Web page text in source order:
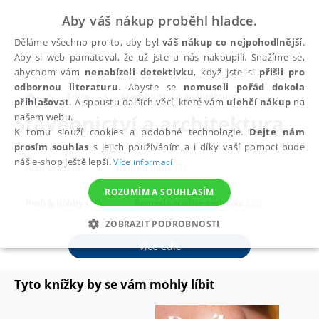
Edice Stavebnictví a architektura
Stavebnictví a architektura
Architekt (49) Domácí dílna
(76) Řemesla-tradice-technika
Více edic
Tyto knížky by se vám mohly líbit
Aby váš nákup proběhl hladce.
Děláme všechno pro to, aby bylváš nákup co nejpohodlnější.
Aby si web pamatoval, že už jste u nás nakoupili. Snažíme se,
abychom vám nenabízeli detektivku, když jste si přišli pro
odbornou literaturu. Abyste se nemuseli pořád dokola
přihlašovat. A spoustu dalších věcí, které vám ulehčí nákup na
našem webu.
K tomu slouží cookies a podobné technologie. Dejte nám
prosím souhlas s jejich používáním a i díky vaší pomoci bude
náš e-shop ještě lepší.Více informací
ROZUMÍM A SOUHLASÍM
ZOBRAZIT PODROBNOSTI
NEZBYTNÉ ANALYTICKÉ MARKETINGOVÉ
FUNKČNÍ NEZAŘAZENÉ SOUBORY